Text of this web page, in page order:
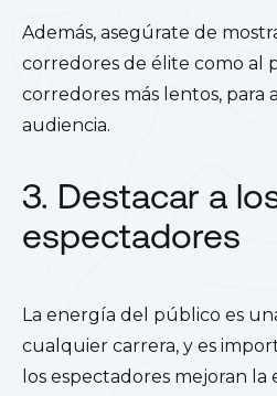
Además, asegúrate de
corredores de élite como al
corredores más lentos, para
audiencia.
3. Destacar a
espectadores
La energía del público es
cualquier carrera, y es
los espectadores mejoran la